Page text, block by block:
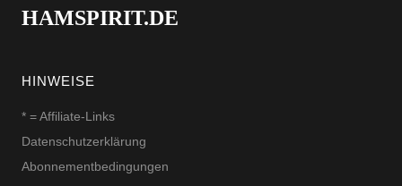
HAMSPIRIT.DE
HINWEISE
* = Affiliate-Links
Datenschutzerklärung
Abonnementbedingungen